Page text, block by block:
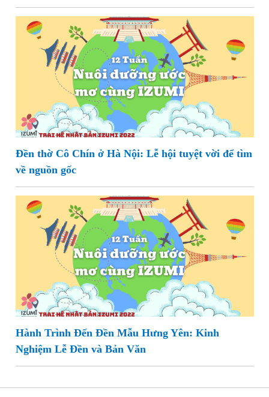
Đền thờ Cô Chín ở Hà Nội: Lễ hội tuyệt vời để tìm
về nguồn gốc
Hành Trình Đến Đền Mẫu Hưng Yên: Kinh
Nghiệm Lễ Đền và Bản Văn